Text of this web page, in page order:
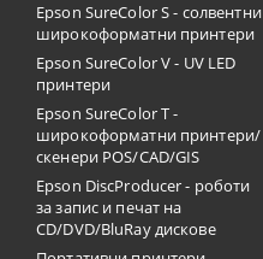
Epson SureColor S - солвентни
широкоформатни принтери
Epson SureColor V - UV LED
принтери
Epson SureColor T -
широкоформатни принтери/
скенери POS/CAD/GIS
Epson DiscProducer - роботи
за запис и печат на
CD/DVD/BluRay дискове